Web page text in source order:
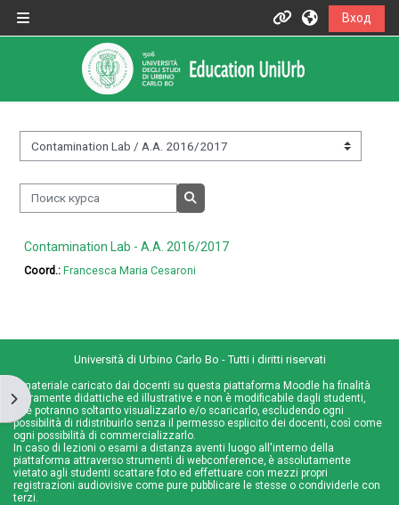
Informazioni
Informazioni generali
Istruzioni per docenti
Istruzioni per studenti
Portale UniUrb
Вход
Открыть боковую панель
Категории курсов
Поиск курса
Contamination Lab - A.A. 2016/2017
Coord.:Francesca Maria Cesaroni
Università di Urbino Carlo Bo - Tutti i diritti riservati
Il materiale caricato dai docenti su questa piattaforma Moodle ha finalità
meramente didattiche ed illustrative e non è modificabile dagli studenti,
che potranno soltanto visualizzarlo e/o scaricarlo, escludendo ogni
possibilità di ridistribuirlo senza il permesso esplicito dei docenti, così come
ogni possibilità di commercializzarlo.
In caso di lezioni o esami a distanza aventi luogo all'interno della
piattaforma attraverso strumenti di webconference, è assolutamente
vietato agli studenti scattare foto ed effettuare con mezzi propri
registrazioni audiovisive come pure pubblicare le stesse o condividerle con
terzi.